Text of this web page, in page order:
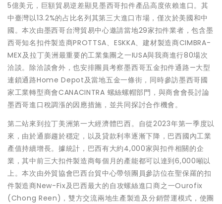
5億美元，巨額貿易逆差顯見墨西哥扣件產品高度依賴進口。其
中臺灣以13.2%的占比名列其第三大進口市場，僅次於美國和中
國。本次由墨西哥台灣貿易中心邀請當地29家扣件業者，包含墨
西哥知名扣件製造商PROTTSA、ESKKA、建材製造商CIMBRA-
MEX及拉丁美洲最重要的工業集團之一IUSA與我商進行80場次
洽談。除洽談會外，也安排團員考察墨西哥五金扣件通路—大型
連鎖通路Home Depot及當地五金一條街，同時參訪墨西哥國
家工業轉型商會CANACINTRA 螺絲螺帽部門，與商會會長討論
墨西哥進口稅調漲的因應措施，並共同探討合作機會。
第二站來到拉丁美洲第一大經濟體巴西。自從2023年第一季度以
來，由於通膨趨於穩定，以及貸款利率逐漸下降，巴西國內工業
產值持續增長。據統計，巴西有大約4,000家與扣件相關的企
業，其中前三大扣件製造商每個月的產能都可以達到6,000噸以
上。本次由外貿協會巴西台貿中心帶領團員參訪位在聖保羅的扣
件製造商New-Fix及巴西最大的自攻螺絲進口商之一Ourofix
(Chong Reen)，雙方交流兩地生產製造及分銷營運模式，使團